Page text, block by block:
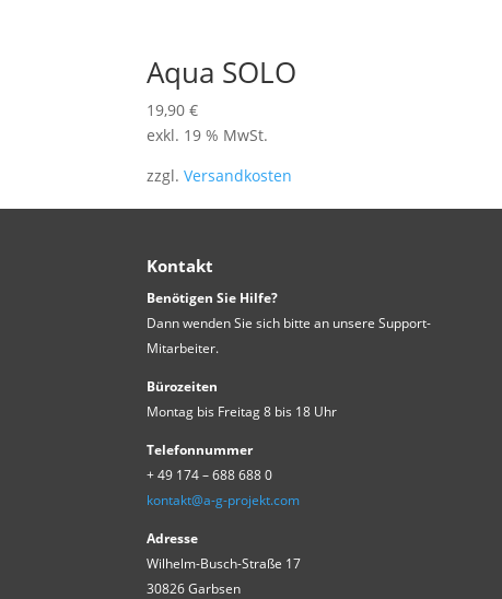
Aqua SOLO
19,90€
exkl. 19 % MwSt.
zzgl.Versandkosten
Kontakt
Benötigen Sie Hilfe?
Dann wenden Sie sich bitte an unsere Support-
Mitarbeiter.
Bürozeiten
Montag bis Freitag 8 bis 18 Uhr
Telefonnummer
+ 49 174 – 688 688 0
kontakt@a-g-projekt.com
Adresse
Wilhelm-Busch-Straße 17
30826 Garbsen